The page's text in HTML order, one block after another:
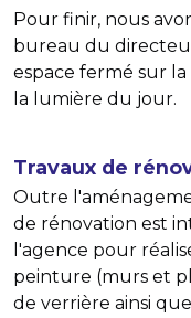
Pour finir, nous
bureau du
espace fermé sur
la lumière du jour.
Travaux de
Outre
de rénovation est
l'agence pour
peinture (murs et
de verrière ainsi